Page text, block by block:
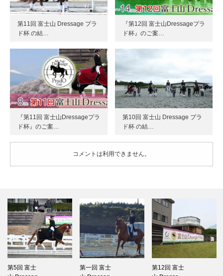
第11回 富士山 Dressage プラ
ド杯 の結…
『第12回 富士山Dressageプラ
ド杯』のご案…
『第11回 富士山Dressageプラ
ド杯』のご案…
第10回 富士山 Dressage プラ
ド杯 の結…
コメントは利用できません。
第5回 富士
第一回 富士
第12回 富士